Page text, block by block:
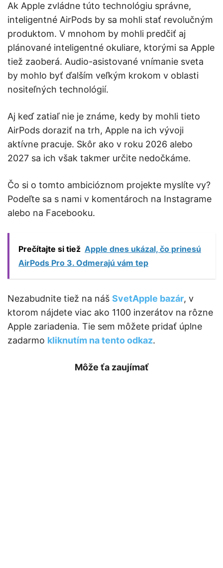
Ak Apple zvládne túto technológiu správne,
inteligentné AirPods by sa mohli stať revolučným
produktom. V mnohom by mohli predčiť aj
plánované inteligentné okuliare, ktorými sa Apple
tiež zaoberá. Audio-asistované vnímanie sveta
by mohlo byť ďalším veľkým krokom v oblasti
nositeľných technológií.
Aj keď zatiaľ nie je známe, kedy by mohli tieto
AirPods doraziť na trh, Apple na ich vývoji
aktívne pracuje. Skôr ako v roku 2026 alebo
2027 sa ich však takmer určite nedočkáme.
Čo si o tomto ambicióznom projekte myslíte vy?
Podeľte sa s nami v komentároch na Instagrame
alebo na Facebooku.
Prečítajte si tiež Apple dnes ukázal, čo prinesú
AirPods Pro 3. Odmerajú vám tep
Nezabudnite tiež na náš SvetApple bazár, v
ktorom nájdete viac ako 1100 inzerátov na rôzne
Apple zariadenia. Tie sem môžete pridať úplne
zadarmo kliknutím na tento odkaz.
Môže ťa zaujímať